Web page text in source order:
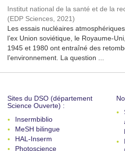
Institut national de la santé et de la
(EDP Sciences, 2021)
Les essais nucléaires
l’ex Union soviétique, le Royaume-
1945 et 1980 ont entraîné des
l’environnement. La question ...
Sites du DSO (département
Science Ouverte) :
Insermbiblio
MeSH bilingue
HAL-Inserm
Photoscience